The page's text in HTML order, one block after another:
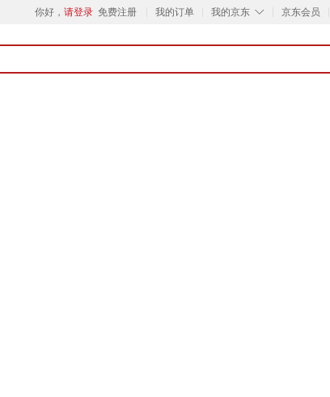
你好， 请登录 免费注册 我的订单 ◇
我的京东 京东会员